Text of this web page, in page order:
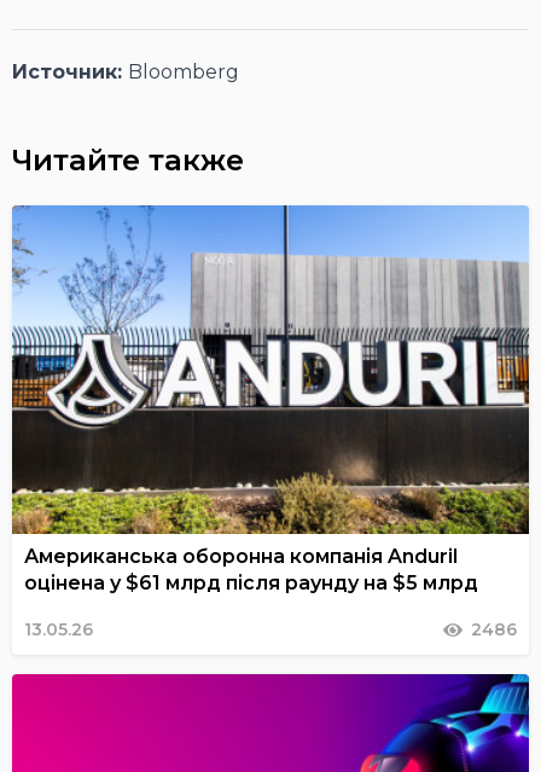
Источник: Bloomberg
Читайте также
Американська оборонна компанія Anduril
оцінена у $61 млрд після раунду на $5 млрд
13.05.26 2486